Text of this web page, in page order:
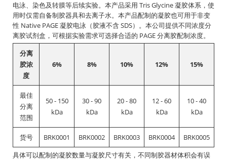
电泳、染色及转膜等后续实验。本产品采用 Tris Glycine 凝胶体系，使
用时仅需自备制胶器具和去离子水。本产品配制的凝胶也可用于非变
性 Native PAGE 凝胶电泳（胶液不含 SDS）。本公司提供不同浓度分
离胶试剂盒，可根据实验需求可选择合适的 PAGE 分离胶配制浓度。
分离
胶浓
度
6% 8% 10% 12% 15%
最佳
分离
范围
50 - 150
kDa
30 - 90
kDa
20 - 80
kDa
12 - 60
kDa
10 - 40
kDa
货号 BRK0001 BRK0002 BRK0003 BRK0004
BRK0005
具体可以配制的凝胶数量与凝胶尺寸有关，不同制胶器材体积会有误